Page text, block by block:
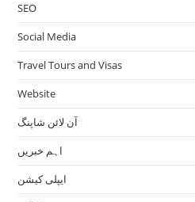
SEO
Social Media
Travel Tours and Visas
Website
آن لائن شاپنگ
اہم خبریں
ایپلی کیشن